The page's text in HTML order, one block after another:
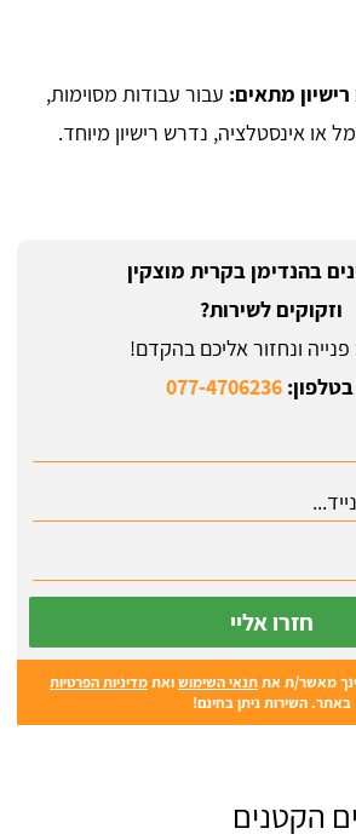
מתאים: עבור עבודות מסוימות,
או אינסטלציה, נדרש רישיון מיוחד.
בהנדימן בקרית מוצקין
וזקוקים לשירות?
פנייה ונחזור אליכם בהקדם!
בטלפון:077-4706236
חזרו אליי
מאשר/ת אתתנאי השימושואתמדיניות הפרטיות
באתר. השירות ניתן בחינם!
הקטנים